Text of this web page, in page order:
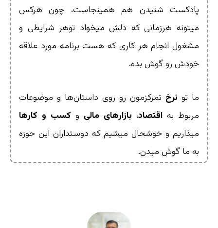
پادکست شنیدن هم همینجاست. چون هرکس
میتونه هرزمانی که دلش میخواد توهر شرایطی و
مشغول انجام هر کاری که هست برنامه مورد علاقه
خودش رو گوش بده.
ما تو نرخ تمرکزمون رو روی داستان‌ها و موضوعات
مربوط به اقتصاد، بازارهای مالی و کسب و کارها
میذاریم و خوشحال میشیم که دوستداران این حوزه
به ما گوش میدن.